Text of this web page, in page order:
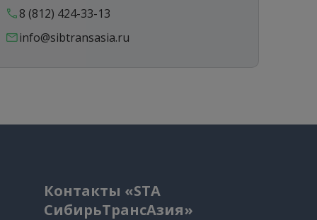
8 (812) 424-33-13
info@sibtransasia.ru
Контакты «STA
СибирьТрансАзия»